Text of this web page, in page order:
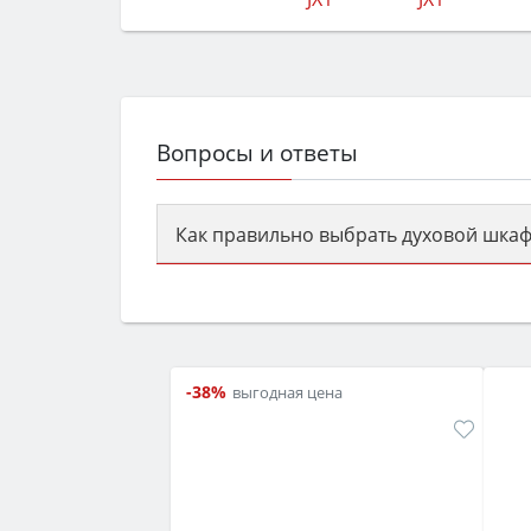
Вопросы и ответы
Как правильно выбрать духовой
семьи, класс энергопотребления не
-38% выгодная цена